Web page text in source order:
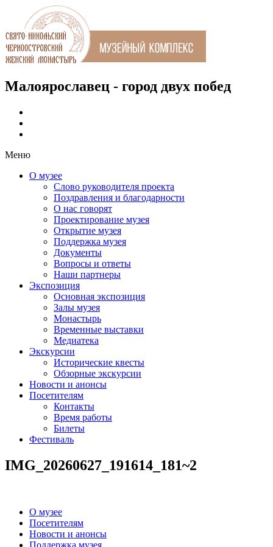
Малоярославец - город двух побед
Меню
О музее
Слово руководителя проекта
Поздравления и благодарности
О нас говорят
Проектирование музея
Открытие музея
Поддержка музея
Документы
Вопросы и ответы
Наши партнеры
Экспозиция
Основная экспозиция
Залы музея
Монастырь
Временные выставки
Медиатека
Экскурсии
Исторические квесты
Обзорные экскурсии
Новости и анонсы
Посетителям
Контакты
Время работы
Билеты
Фестиваль
IMG_20260627_191614_181~2
О музее
Посетителям
Новости и анонсы
Поддержка музея